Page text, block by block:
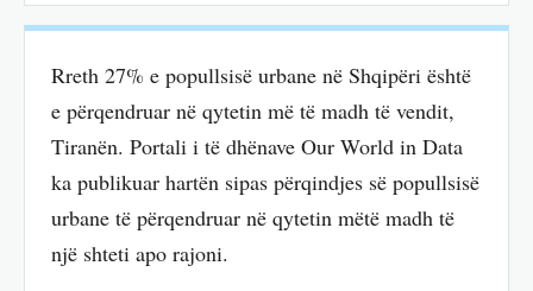
Rreth 27% e popullsisë urbane në Shqipëri është
e përqendruar në qytetin më të madh të vendit,
Tiranën. Portali i të dhënave Our World in Data
ka publikuar hartën sipas përqindjes së popullsisë
urbane të përqendruar në qytetin mëtë madh të
një shteti apo rajoni.